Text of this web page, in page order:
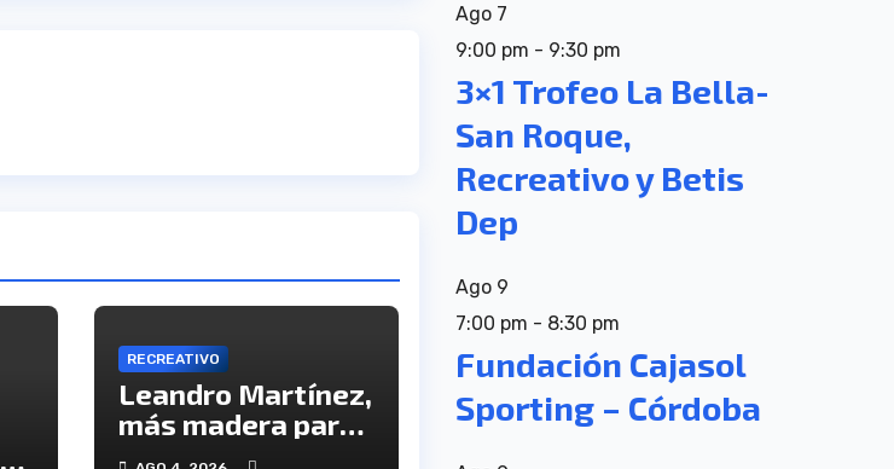
RECREATIVO
Leandro Martínez,
más madera para
el ataque del
Ago 7
9:00 pm - 9:30 pm
3×1 Trofeo La Bella-
San Roque,
Recreativo y Betis
Dep
Ago 9
7:00 pm - 8:30 pm
Fundación Cajasol
Sporting – Córdoba